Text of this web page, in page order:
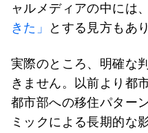
ャルメディアの中には、
きた」
とする見方もあ
実際のところ、明確な
きません。以前より都
都市部への移住パター
ミックによる長期的な